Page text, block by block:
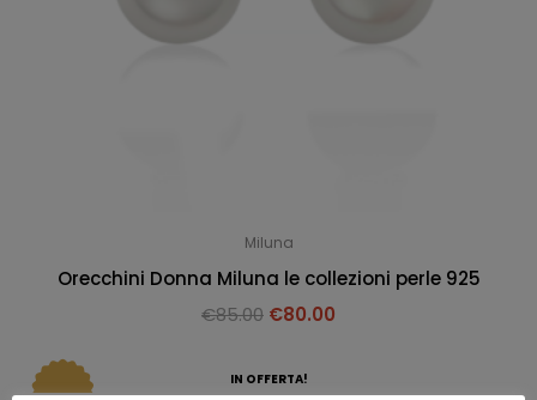
Miluna
Orecchini Donna Miluna le collezioni perle 925
€85.00 €80.00
IN OFFERTA!